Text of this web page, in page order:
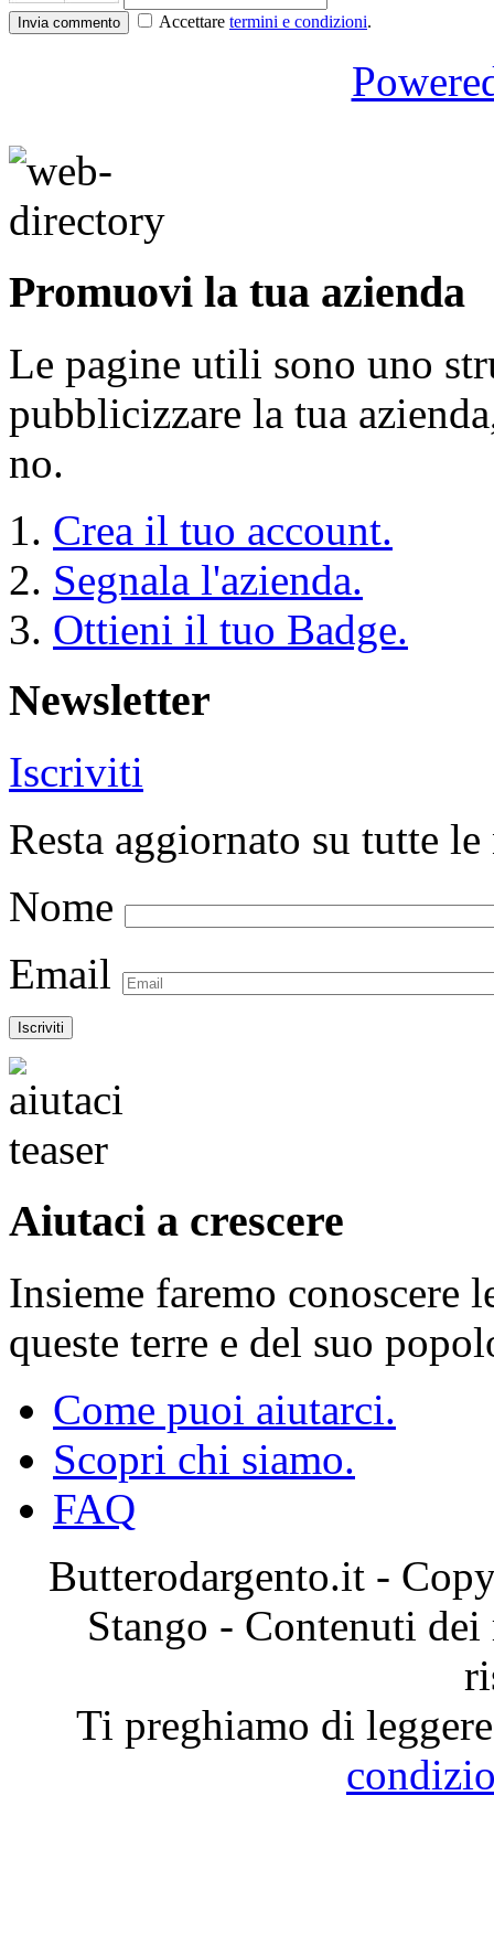
Invia commento Accettare termini e condizioni.
Promuovi la tua azienda
Le pagine utili sono uno
pubblicizzare la tua
no.
Crea il tuo account.
Segnala l'azienda.
Ottieni il tuo Badge.
Newsletter
Iscriviti
Resta aggiornato su tutte
Nome
Email
Aiutaci a crescere
Insieme faremo conoscere
queste terre e del suo
Come puoi aiutarci.
Scopri chi siamo.
FAQ
Butterodargento.it -
Stango - Contenuti
Ti preghiamo di